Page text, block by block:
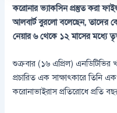
করোনার ভ্যাকসিন প্রস্তুত করা
আলবার্ট বুরলো বলেছেন, তাদের
নেয়ার ৬ থেকে ১২ মাসের মধ্যে
শুক্রবার (১৬ এপ্রিল) এনডিটিভির
প্রচারিত এক সাক্ষাৎকারে তিনি
করোনাভাইরাস প্রতিরোধে প্রতি